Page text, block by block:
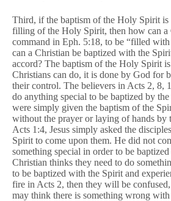
Third, if the baptism of the Holy Spirit is
filling of the Holy Spirit, then how can
command in Eph. 5:18, to be “filled
can a Christian be baptized with the
accord? The baptism of the Holy Spirit
Christians can do, it is done by God for
their control. The believers in Acts 2, 8,
do anything special to be baptized by
were simply given the baptism of the
without the prayer or laying of hands by
Acts 1:4, Jesus simply asked the
Spirit to come upon them. He did not
something special in order to be
Christian thinks they need to do
to be baptized with the Spirit and
fire in Acts 2, then they will be
may think there is something wrong with